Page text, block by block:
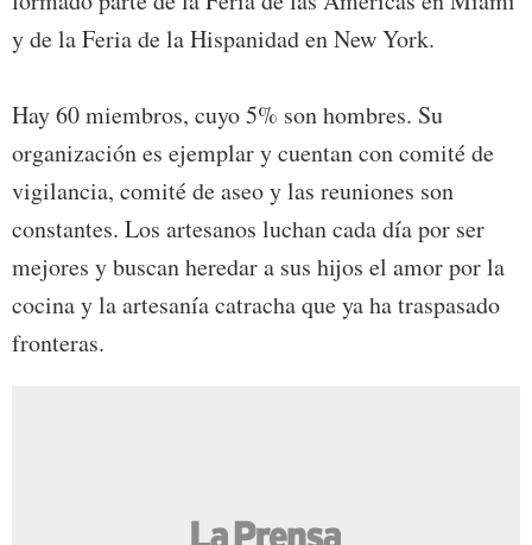
y de la Feria de la Hispanidad en New York.
Hay 60 miembros, cuyo 5% son hombres. Su
organización es ejemplar y cuentan con comité de
vigilancia, comité de aseo y las reuniones son
constantes. Los artesanos luchan cada día por ser
mejores y buscan heredar a sus hijos el amor por la
cocina y la artesanía catracha que ya ha traspasado
fronteras.